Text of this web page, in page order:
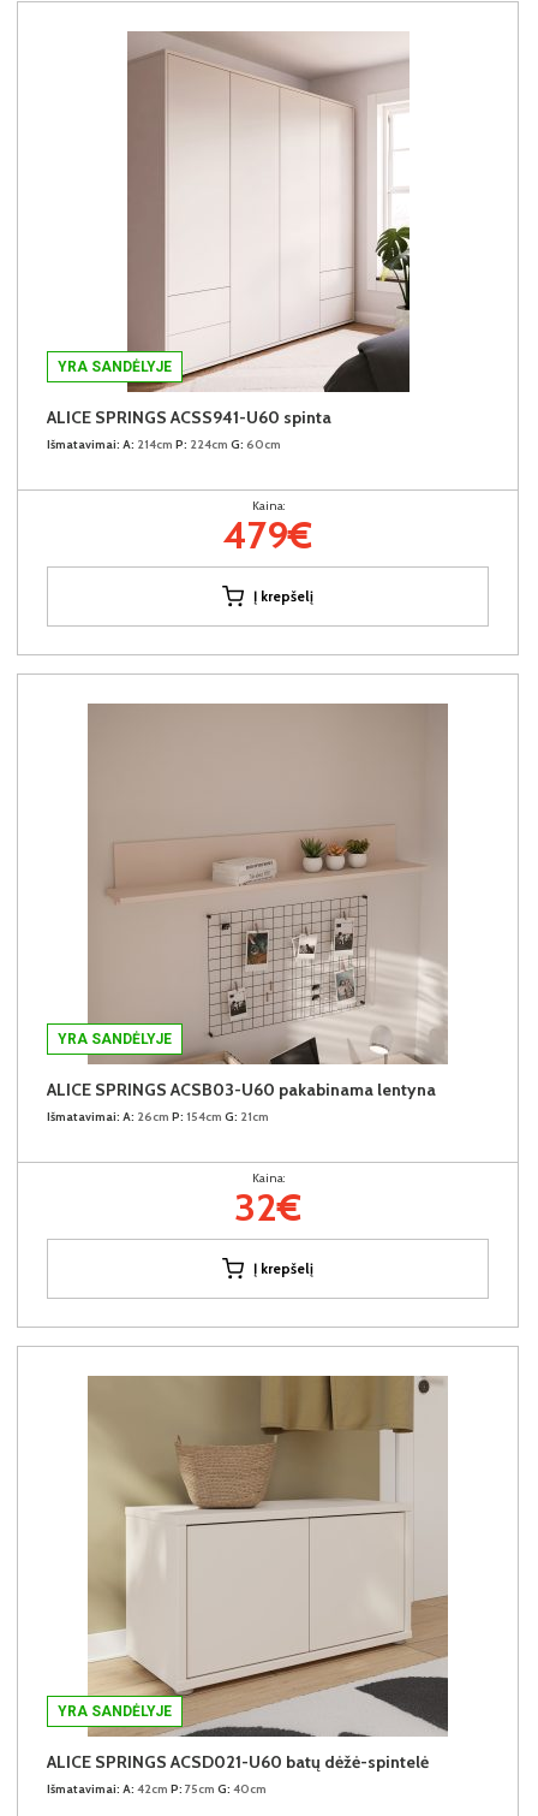
YRA SANDĖLYJE
ALICE SPRINGS ACSS941-U60 spinta
Išmatavimai: A: 214cm P: 224cm G: 60cm
Kaina:
479€
Į krepšelį
YRA SANDĖLYJE
ALICE SPRINGS ACSB03-U60 pakabinama lentyna
Išmatavimai: A: 26cm P: 154cm G: 21cm
Kaina:
32€
Į krepšelį
YRA SANDĖLYJE
ALICE SPRINGS ACSD021-U60 batų dėžė-spintelė
Išmatavimai: A: 42cm P: 75cm G: 40cm